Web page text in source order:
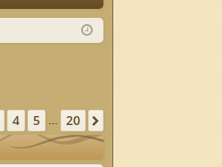
Q m ist
20
4 5 20